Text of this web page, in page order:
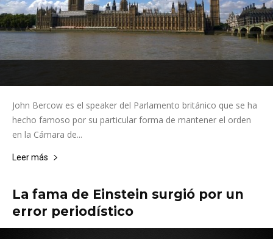
John Bercow es el speaker del Parlamento británico que se ha
hecho famoso por su particular forma de mantener el orden
en la Cámara de...
Leer más
La fama de Einstein surgió por un
error periodístico